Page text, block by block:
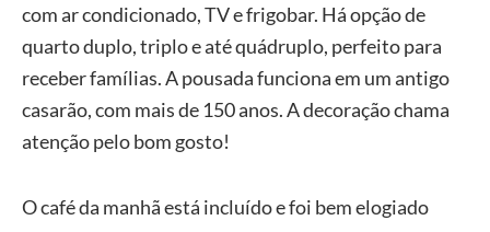
com ar condicionado, TV e frigobar. Há opção de
quarto duplo, triplo e até quádruplo, perfeito para
receber famílias. A pousada funciona em um antigo
casarão, com mais de 150 anos. A decoração chama
atenção pelo bom gosto!
O café da manhã está incluído e foi bem elogiado